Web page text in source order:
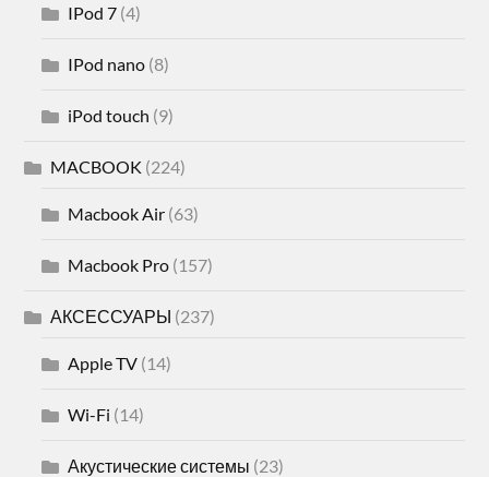
IPod 7 (4)
IPod nano (8)
iPod touch (9)
MACBOOK (224)
Macbook Air (63)
Macbook Pro (157)
АКСЕССУАРЫ (237)
Apple TV (14)
Wi-Fi (14)
Акустические системы (23)